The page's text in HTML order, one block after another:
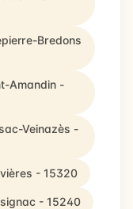
Bredons
Amandin -
Veinazès -
- 15320
- 15240